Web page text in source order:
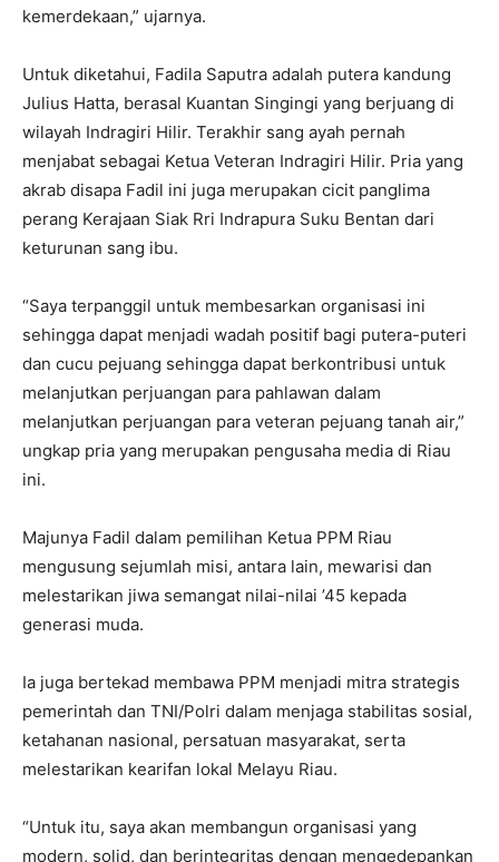
kemerdekaan,” ujarnya.
Untuk diketahui, Fadila Saputra adalah putera kandung
Julius Hatta, berasal Kuantan Singingi yang berjuang di
wilayah Indragiri Hilir. Terakhir sang ayah pernah
menjabat sebagai Ketua Veteran Indragiri Hilir. Pria yang
akrab disapa Fadil ini juga merupakan cicit panglima
perang Kerajaan Siak Rri Indrapura Suku Bentan dari
keturunan sang ibu.
“Saya terpanggil untuk membesarkan organisasi ini
sehingga dapat menjadi wadah positif bagi putera-puteri
dan cucu pejuang sehingga dapat berkontribusi untuk
melanjutkan perjuangan para pahlawan dalam
melanjutkan perjuangan para veteran pejuang tanah air,”
ungkap pria yang merupakan pengusaha media di Riau
ini.
Majunya Fadil dalam pemilihan Ketua PPM Riau
mengusung sejumlah misi, antara lain, mewarisi dan
melestarikan jiwa semangat nilai-nilai ’45 kepada
generasi muda.
Ia juga bertekad membawa PPM menjadi mitra strategis
pemerintah dan TNI/Polri dalam menjaga stabilitas sosial,
ketahanan nasional, persatuan masyarakat, serta
melestarikan kearifan lokal Melayu Riau.
“Untuk itu, saya akan membangun organisasi yang
modern, solid, dan berintegritas dengan mengedepankan